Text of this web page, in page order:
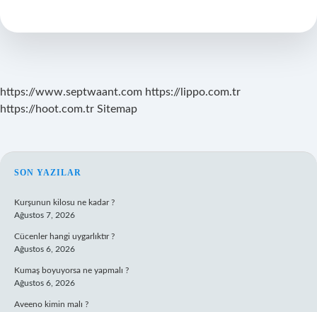
https://www.septwaant.com https://lippo.com.tr
https://hoot.com.tr Sitemap
SIDEBAR
SON YAZILAR
Kurşunun kilosu ne kadar ?
Ağustos 7, 2026
Cücenler hangi uygarlıktır ?
Ağustos 6, 2026
Kumaş boyuyorsa ne yapmalı ?
Ağustos 6, 2026
Aveeno kimin malı ?